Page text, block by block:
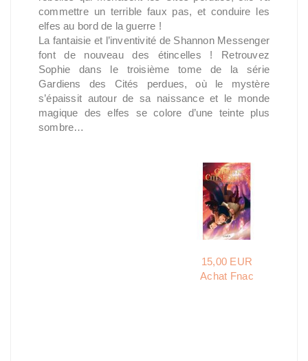
commettre un terrible faux pas, et conduire les
elfes au bord de la guerre !
La fantaisie et l’inventivité de Shannon Messenger
font de nouveau des étincelles ! Retrouvez
Sophie dans le troisième tome de la série
Gardiens des Cités perdues, où le mystère
s’épaissit autour de sa naissance et le monde
magique des elfes se colore d’une teinte plus
sombre…
15,00 EUR
Achat Fnac